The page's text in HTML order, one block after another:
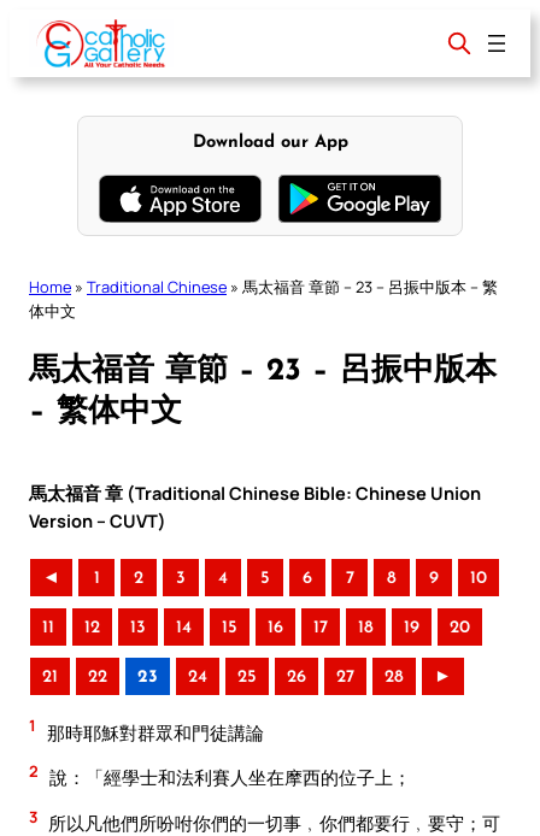
content
Download our App
Home » Traditional Chinese » 馬太福音 章節 – 23 – 呂振中版本 – 繁
体中文
馬太福音 章節 – 23 – 呂振中版本
– 繁体中文
馬太福音 章 (Traditional Chinese Bible: Chinese Union
Version – CUVT)
◄ 1 2 3 4 5 6 7 8 9 10
11 12 13 14 15 16 17 18 19 20
21 22 23 24 25 26 27 28 ►
1 那時耶穌對群眾和門徒講論
2 說：「經學士和法利賽人坐在摩西的位子上；
3
所以凡他們所吩咐你們的一切事﹐你們都要行﹐要守；可